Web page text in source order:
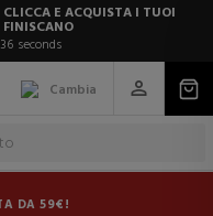
E ACQUISTA I TUOI
35 seconds
Cambia
DA 59€!